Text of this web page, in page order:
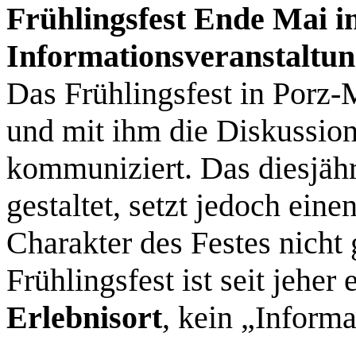
Frühlingsfest Ende Mai
Das Frühlingsfest in
und mit ihm die
kommuniziert. Das
gestaltet, setzt jedoch
Charakter des Festes
Frühlingsfest ist seit jeher
Erlebnisort, kein